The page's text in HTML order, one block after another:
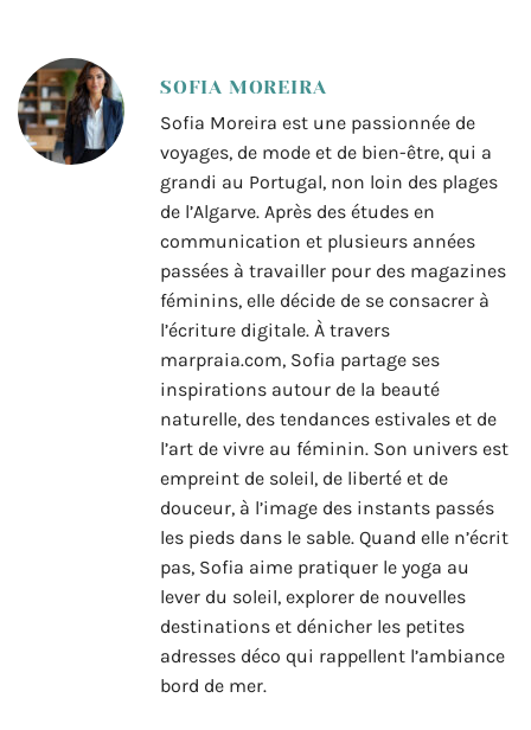
SOFIA MOREIRA
Sofia Moreira est une passionnée de
voyages, de mode et de bien-être, qui a
grandi au Portugal, non loin des plages
de l’Algarve. Après des études en
communication et plusieurs années
passées à travailler pour des magazines
féminins, elle décide de se consacrer à
l’écriture digitale. À travers
marpraia.com, Sofia partage ses
inspirations autour de la beauté
naturelle, des tendances estivales et de
l’art de vivre au féminin. Son univers est
empreint de soleil, de liberté et de
douceur, à l’image des instants passés
les pieds dans le sable. Quand elle n’écrit
pas, Sofia aime pratiquer le yoga au
lever du soleil, explorer de nouvelles
destinations et dénicher les petites
adresses déco qui rappellent l’ambiance
bord de mer.